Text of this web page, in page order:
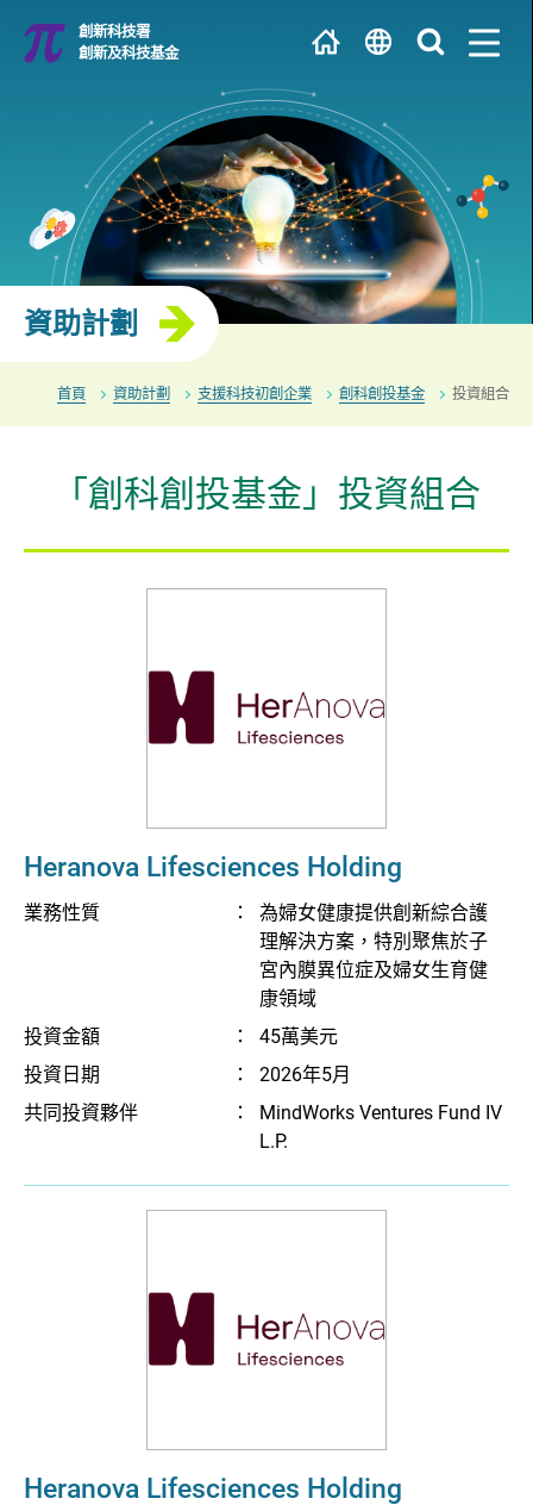
創新科技署
創新及科技基金
EN
简
資助計劃
首頁 資助計劃 支援科技初創企業 創科創投基金 投資組合
「創科創投基金」投資組合
Heranova Lifesciences Holding
業務性質 ：
為婦女健康提供創新綜合護
理解決方案，特別聚焦於子
宮內膜異位症及婦女生育健
康領域
投資金額
：
45萬美元
投資日期
：
2026年5月
共同投資夥伴
：
MindWorks Ventures Fund IV
L.P.
Heranova Lifesciences Holding
研發中心
大學 / 科研機構
企業 / 初創企業 / 創科加速器